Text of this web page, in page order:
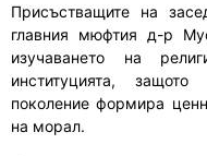
Присъстващите на
главния мюфтия д-р
изучаването на
институцията,
поколение формира
на морал.